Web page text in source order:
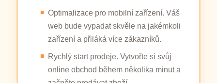
Optimalizace pro mobilní zařízení. Váš
web bude vypadat skvěle na jakémkoli
zařízení a přiláká více zákazníků.
Rychlý start prodeje. Vytvořte si svůj
online obchod během několika minut a